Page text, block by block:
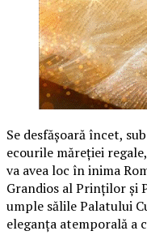
Se desfășoară încet,
ecourile măreției
va avea loc în inima
Grandios al Prinților și
umple sălile Palatului
eleganța atemporală a